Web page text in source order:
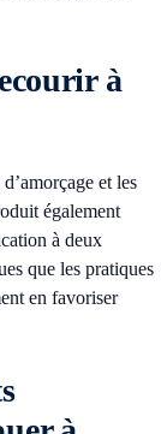
à
et les
également
à deux
que les pratiques
en favoriser